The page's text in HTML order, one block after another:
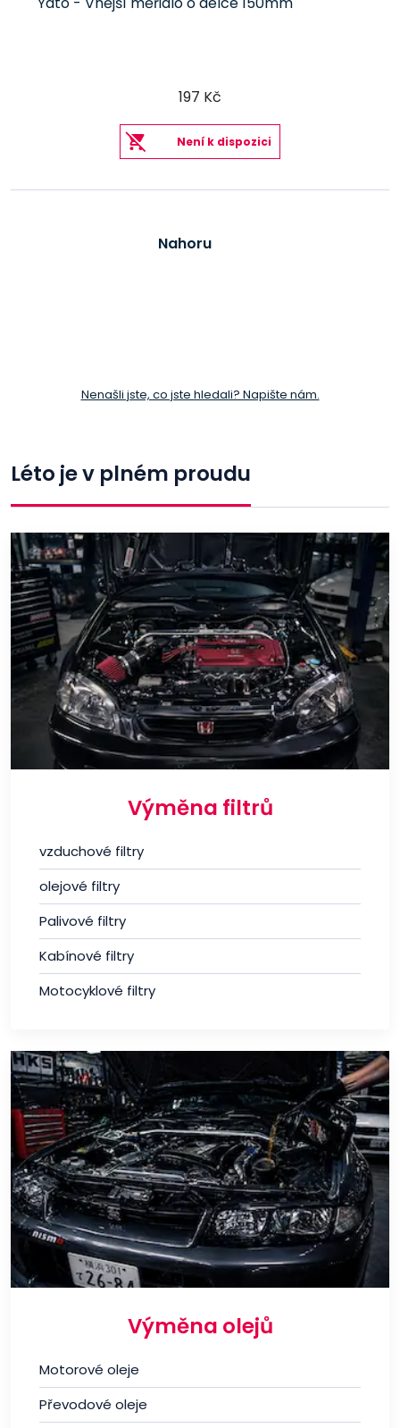
197 Kč
Není k dispozici
Nahoru
Nenašli jste, co jste hledali? Napište nám.
Léto je v plném proudu
Výměna filtrů
vzduchové filtry
olejové filtry
Palivové filtry
Kabínové filtry
Motocyklové filtry
Výměna olejů
Motorové oleje
Převodové oleje